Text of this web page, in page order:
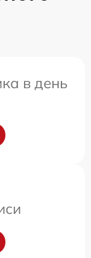
в день